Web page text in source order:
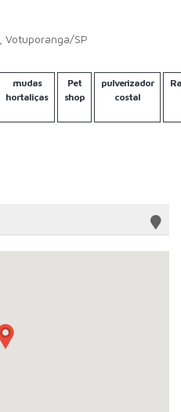
Votuporanga/SP
mudas
hortaliças
Pet
shop
pulverizador
costal